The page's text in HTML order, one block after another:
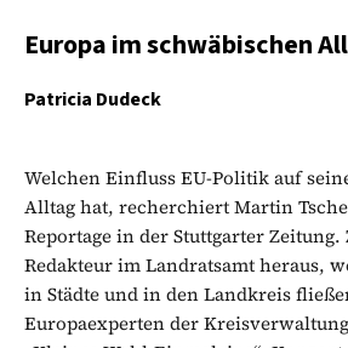
Europa im schwäbischen
Patricia Dudeck
Welchen Einfluss EU-Politik auf
Alltag hat, recherchiert Martin
Reportage in der Stuttgarter
Redakteur im Landratsamt heraus,
in Städte und in den Landkreis
Europaexperten der